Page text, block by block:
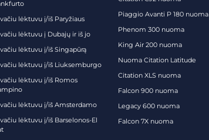
lėktuvu į/iš Paryžiaus
lėktuvu į Dubajų ir iš jo
lėktuvu į/iš Singapūrą
lėktuvu į/iš Liuksemburgo
lėktuvu į/iš Romos
lėktuvu į/iš Amsterdamo
lėktuvu į/iš Barselonos-El
Piaggio Avanti P 180 nuoma
Phenom 300 nuoma
King Air 200 nuoma
Nuoma Citation Latitude
Citation XLS nuoma
Falcon 900 nuoma
Legacy 600 nuoma
Falcon 7X nuoma